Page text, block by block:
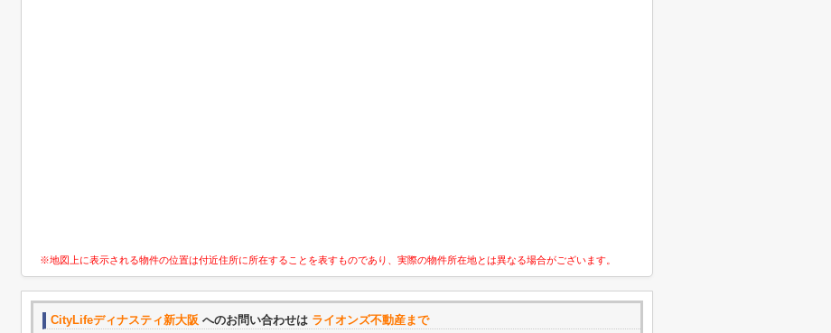
※地図上に表示される物件の位置は付近住所に所在することを表すものであり、実際の物件所在地とは異なる場合がございます。
CityLifeディナスティ新大阪 へのお問い合わせは ライオンズ不動産まで